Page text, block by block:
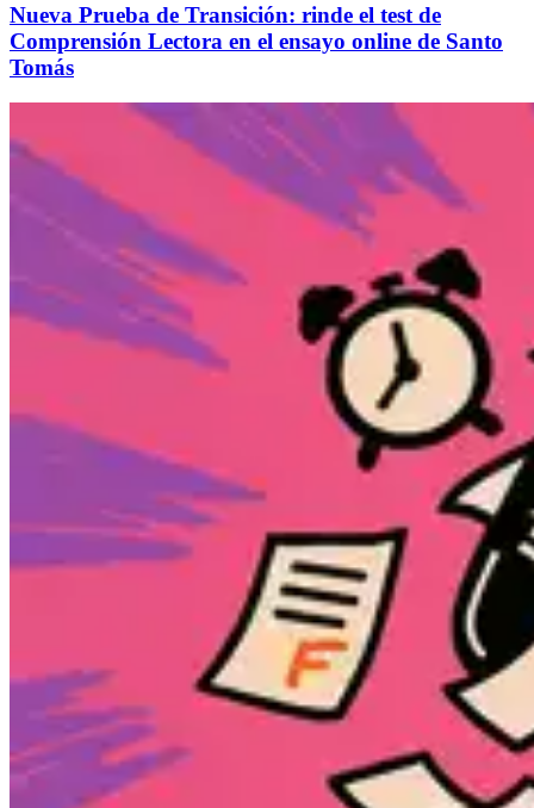
Nueva Prueba de Transición: rinde el test de
Comprensión Lectora en el ensayo online de Santo
Tomás